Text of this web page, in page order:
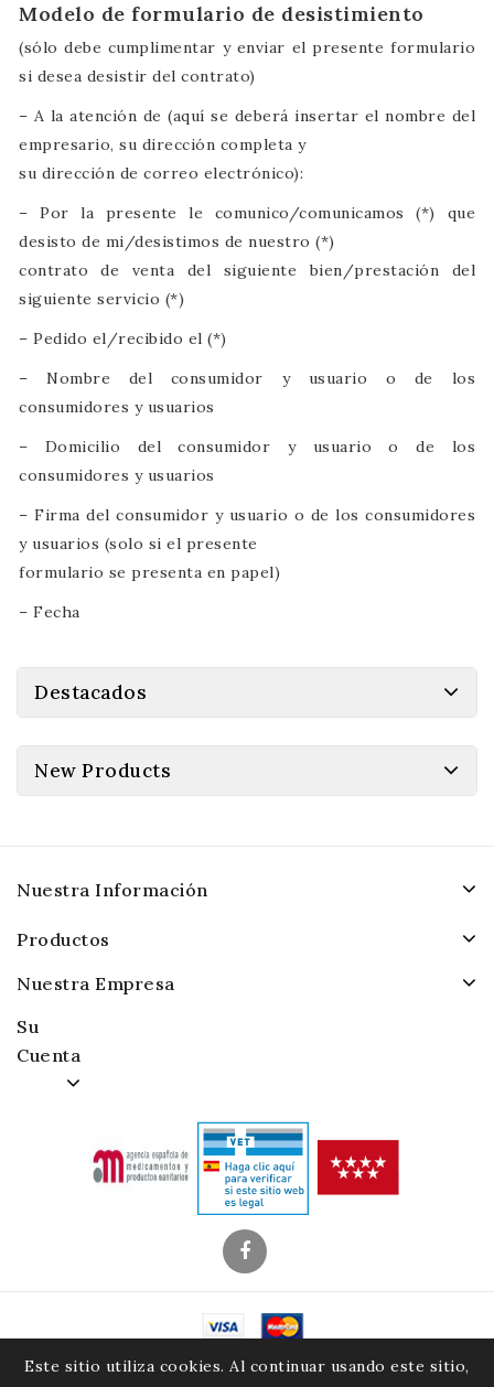
Modelo de formulario de desistimiento
(sólo debe cumplimentar y enviar el presente formulario
si desea desistir del contrato)
– A la atención de (aquí se deberá insertar el nombre del
empresario, su dirección completa y
su dirección de correo electrónico):
– Por la presente le comunico/comunicamos (*) que
desisto de mi/desistimos de nuestro (*)
contrato de venta del siguiente bien/prestación del
siguiente servicio (*)
– Pedido el/recibido el (*)
– Nombre del consumidor y usuario o de los
consumidores y usuarios
– Domicilio del consumidor y usuario o de los
consumidores y usuarios
– Firma del consumidor y usuario o de los consumidores
y usuarios (solo si el presente
formulario se presenta en papel)
– Fecha
Destacados
New Products
Nuestra Información
Productos
Nuestra Empresa
Su
Cuenta
Este sitio utiliza cookies. Al continuar usando este sitio,
© 2026 - Alamacenes Piensos Raposo. S.A.